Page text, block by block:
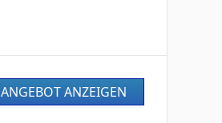
ANGEBOT ANZEIGEN